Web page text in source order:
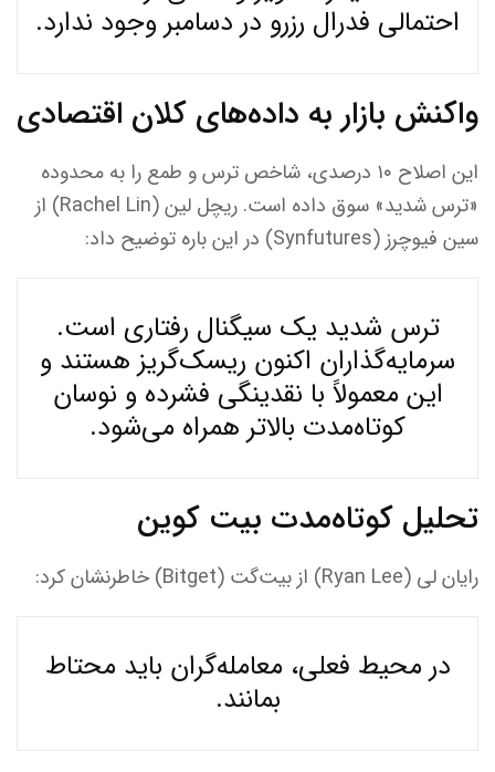
احتمالی فدرال رزرو در دسامبر وجود ندارد.
واکنش بازار به داده‌های کلان اقتصادی
این اصلاح ۱۰ درصدی، شاخص ترس و طمع را به محدوده
«ترس شدید» سوق داده است. ریچل لین (Rachel Lin) از
سین فیوچرز (Synfutures) در این باره توضیح داد:
ترس شدید یک سیگنال رفتاری است.
سرمایه‌گذاران اکنون ریسک‌گریز هستند و
این معمولاً با نقدینگی فشرده و نوسان
کوتاه‌مدت بالاتر همراه می‌شود.
تحلیل کوتاه‌مدت بیت‌ کوین
رایان لی (Ryan Lee) از بیت‌گت (Bitget) خاطرنشان کرد:
در محیط فعلی، معامله‌گران باید محتاط
بمانند.